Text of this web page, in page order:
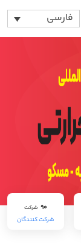
فارسی
90 شرکت
شرکت کنندگان